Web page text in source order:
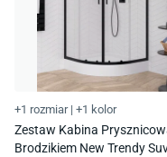
+1 rozmiar | +1 kolor
Zestaw Kabina
Brodzikiem New Trendy